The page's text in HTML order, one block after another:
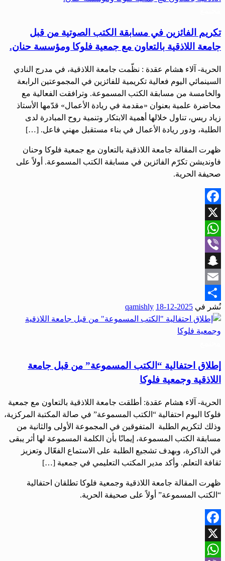
تكريم الفائزين في مسابقة الكتب الصوتية من قبل
جامعة اللاذقية بالتعاون مع جمعية فلوكا ومؤسسة حنان.
الحرية- آلاء هشام عقدة : نظّمت جامعة اللاذقية، في مدرج النادي
السينمائي اليوم فعالية تكريمية للفائزين في المجموعتين الرابعة
والخامسة من مسابقة الكتب المسموعة. وترافقت الفعالية مع
محاضرة علمية بعنوان «مقدمة في ريادة الأعمال» قدّمها الأستاذ
زياد ريس، تناول خلالها أهمية الابتكار وتنمية روح المبادرة لدى
الطلبة، ودور ريادة الأعمال في بناء مستقبل مهني فاعل. […]
ظهرت المقالة جامعة اللاذقية بالتعاون مع جمعية فلوكا وحنان
فاونديشن تكرّم الفائزين في مسابقة الكتب المسموعة. أولاً على
صحيفة الحرية.
Facebook
X
WhatsApp
Viber
Snapchat
Email
Share
نُشر في 2025-12-18
qamishly
إطلاق احتفالية “الكتب المسموعة” من قبل جامعة
اللاذقية وجمعية فلوكا
الحرية- آلاء هشام عقدة: أطلقت جامعة اللاذقية بالتعاون مع جمعية
فلوكا اليوم احتفالية “الكتب المسموعة” في صالة المكتبة المركزية،
وذلك لتكريم الطلبة المتفوقين في المجموعة الأولى والثانية من
مسابقة الكتب المسموعة، إيمانًا بأن الكلمة المسموعة لها أثر يبقى
في الذاكرة، وبهدف تشجيع الطلبة على الاستماع الفعّال وتعزيز
ثقافة التعلم. وأكد مدير المكتب التعليمي في جمعية […]
ظهرت المقالة جامعة اللاذقية وجمعية فلوكا تطلقان احتفالية
“الكتب المسموعة” أولاً على صحيفة الحرية.
Facebook
X